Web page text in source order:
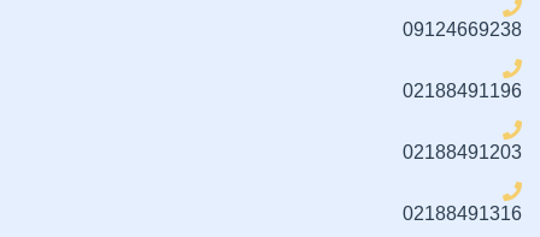
09124669238
02188491196
02188491203
02188491316